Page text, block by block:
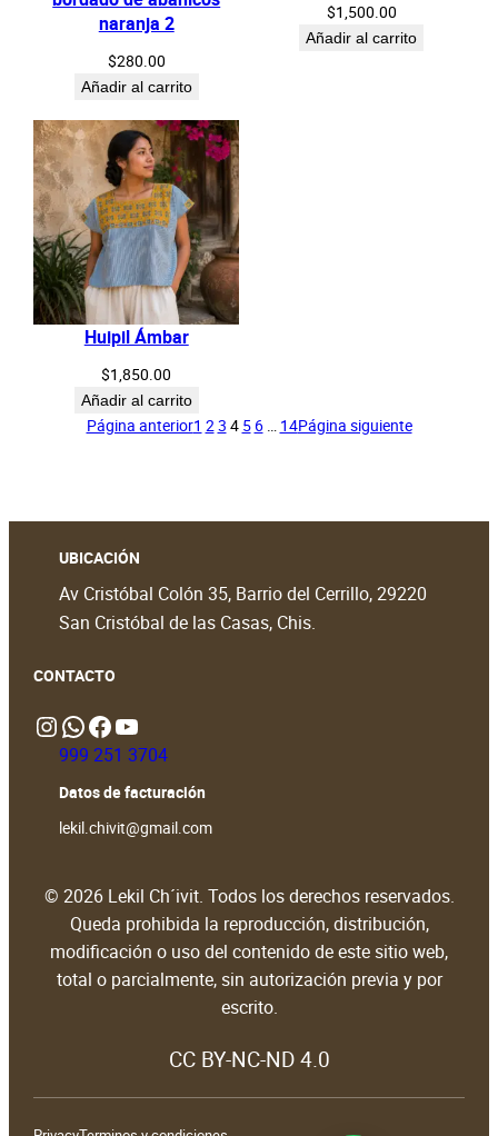
naranja 2
$280.00
Añadir al carrito
$1,500.00
Añadir al carrito
Huipil Ámbar
$1,850.00
Añadir al carrito
Página anterior1 23 4 5 6 … 14Página siguiente
UBICACIÓN
Av Cristóbal Colón 35, Barrio del Cerrillo, 29220
San Cristóbal de las Casas, Chis.
CONTACTO
InstagramWhatsApp https://www.facebook.com/people/Lekil-Chivit/61579066376698/?locale=en_GB# https://www.youtube.com/@LekilChivit
999 251 3704
Datos de facturación
lekil.chivit@gmail.com
© 2026 Lekil Ch´ivit. Todos los derechos reservados.
Queda prohibida la reproducción, distribución,
modificación o uso del contenido de este sitio web,
total o parcialmente, sin autorización previa y por
escrito.
CC BY-NC-ND 4.0